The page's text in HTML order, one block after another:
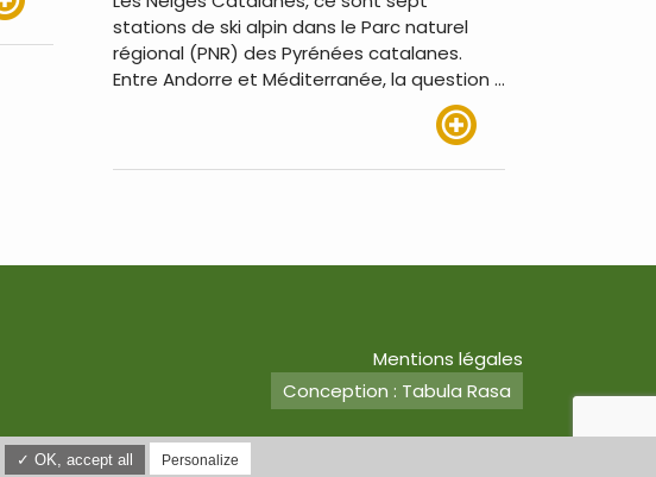
stations de ski alpin dans le Parc naturel
régional (PNR) des Pyrénées catalanes.
Entre Andorre et Méditerranée, la question …
Mentions légales
Conception : Tabula Rasa
✓ OK, accept all Personalize